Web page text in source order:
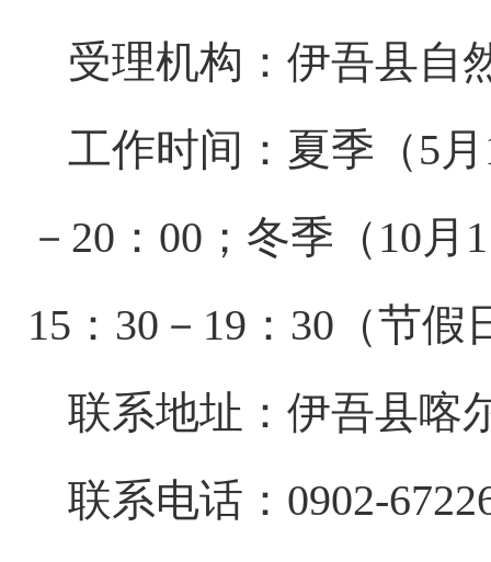
受理机构：伊吾县自
工作时间：夏季（5月
－ 20 ： 00 ；冬季（ 10月 1
15 ： 30 － 19 ： 30 （节
联系地址：伊吾县喀
联系电话： 0902-67